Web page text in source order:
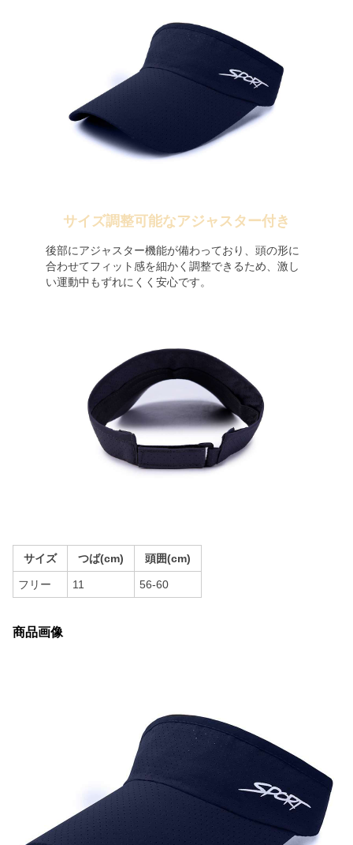
サイズ調整可能なアジャスター付き
後部にアジャスター機能が備わっており、頭の形に
合わせてフィット感を細かく調整できるため、激し
い運動中もずれにくく安心です。
サイズ つば(cm) 頭囲(cm)
フリー 11 56-60
商品画像